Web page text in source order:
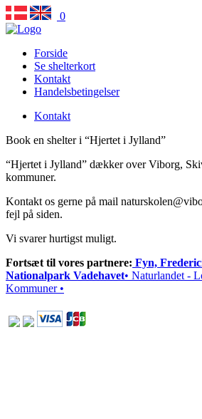
0
Forside
Se shelterkort
Kontakt
Handelsbetingelser
Kontakt
Book en shelter i “Hjertet i Jylland”
“Hjertet i Jylland” dækker over Viborg,
kommuner.
Kontakt os gerne på mail
fejl på siden.
Vi svarer hurtigst muligt.
Fortsæt til vores partnere: Fyn,
Nationalpark Vadehavet• Naturlandet -
Kommuner •